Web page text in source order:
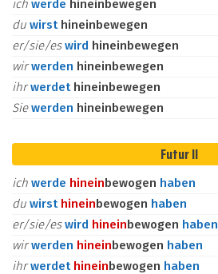
ich werde hineinbewegen
du wirst hineinbewegen
er/sie/eswird hineinbewegen
wirwerden hineinbewegen
ihrwerdet hineinbewegen
Siewerden hineinbewegen
Futur II
ich werde hineinbewogen haben
du wirst hineinbewogen haben
er/sie/eswird hineinbewogen haben
wirwerden hineinbewogen haben
ihrwerdet hineinbewogen haben